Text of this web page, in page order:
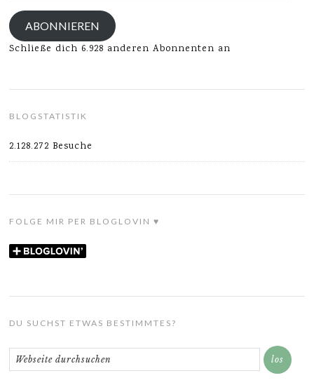
Adresse
ABONNIEREN
Schließe dich 6.928 anderen Abonnenten an
BLOGSTATISTIK
2.128.272 Besuche
FOLGE MIR PER BLOGLOVIN ♥
DU SUCHST ETWAS BESTIMMTES?